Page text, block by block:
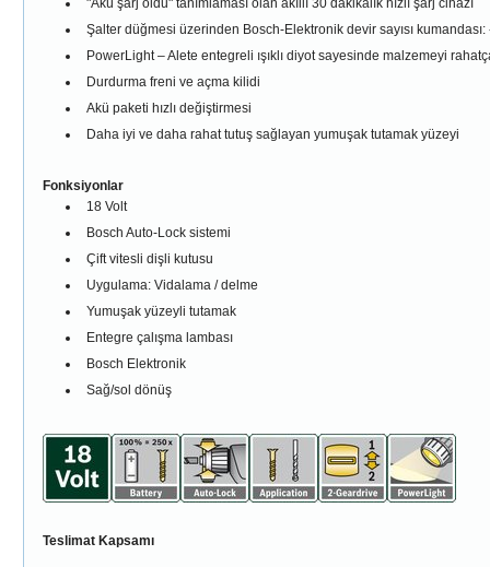
"Akü şarj oldu" tanımlaması olan akıllı 30 dakikalık hızlı şarj cihazı
Şalter düğmesi üzerinden Bosch-Elektronik devir sayısı
PowerLight – Alete entegreli ışıklı diyot sayesinde malzemeyi
Durdurma freni ve açma kilidi
Akü paketi hızlı değiştirmesi
Daha iyi ve daha rahat tutuş sağlayan yumuşak tutamak yüzeyi
Fonksiyonlar
18 Volt
Bosch Auto-Lock sistemi
Çift vitesli dişli kutusu
Uygulama: Vidalama / delme
Yumuşak yüzeyli tutamak
Entegre çalışma lambası
Bosch Elektronik
Sağ/sol dönüş
Teslimat Kapsamı